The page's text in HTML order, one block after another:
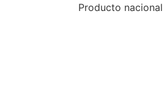
Producto nacional